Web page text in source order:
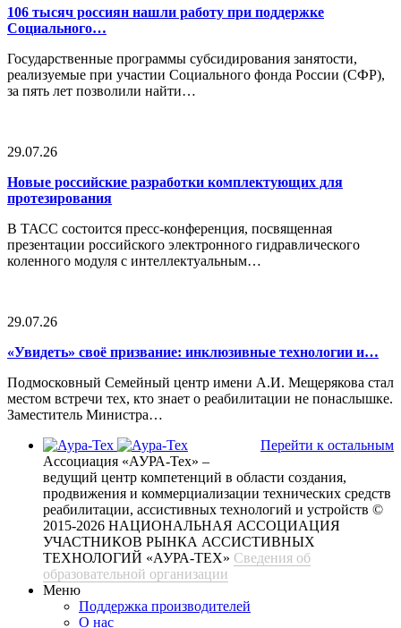
106 тысяч россиян нашли работу при поддержке
Социального…
Государственные программы субсидирования занятости,
реализуемые при участии Социального фонда России (СФР),
за пять лет позволили найти…
29.07.26
Новые российские разработки комплектующих для
протезирования
В ТАСС состоится пресс-конференция, посвященная
презентации российского электронного гидравлического
коленного модуля с интеллектуальным…
29.07.26
«Увидеть» своё призвание: инклюзивные технологии и…
Подмосковный Семейный центр имени А.И. Мещерякова стал
местом встречи тех, кто знает о реабилитации не понаслышке.
Заместитель Министра…
Перейти к остальным
Ассоциация «АУРА-Тех» –
ведущий центр компетенций в области создания,
продвижения и коммерциализации технических средств
реабилитации, ассистивных технологий и устройств ©
2015-2026 НАЦИОНАЛЬНАЯ АССОЦИАЦИЯ
УЧАСТНИКОВ РЫНКА АССИСТИВНЫХ
ТЕХНОЛОГИЙ «АУРА-ТЕХ» Сведения об
образовательной организации
Меню
Поддержка производителей
О нас